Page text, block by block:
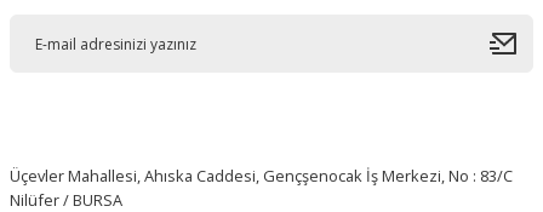
Üçevler Mahallesi, Ahıska Caddesi, Gençşenocak İş Merkezi, No : 83/C
Nilüfer / BURSA